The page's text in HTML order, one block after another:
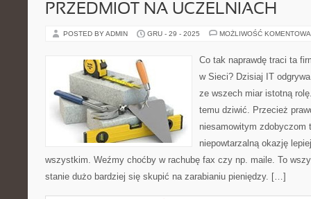
PRZEDMIOT NA UCZELNIACH
POSTED BY ADMIN GRU - 29 - 2025 MOŻLIWOŚĆ
Co tak naprawdę traci ta
w Sieci? Dzisiaj IT
ze wszech miar istotną
temu dziwić. Przecież
niesamowitym zdobyczom
niepowtarzalną okazję
wszystkim. Weźmy choćby w rachubę fax czy np. maile. To
stanie dużo bardziej się skupić na zarabianiu pieniędzy. […]